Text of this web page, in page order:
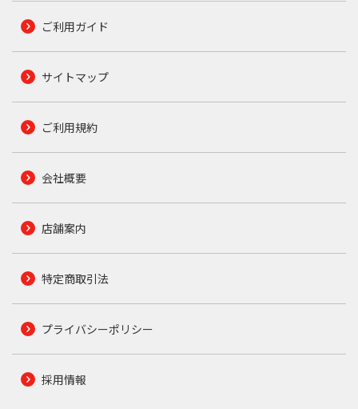
ご利用ガイド
サイトマップ
ご利用規約
会社概要
店舗案内
特定商取引法
プライバシーポリシー
採用情報